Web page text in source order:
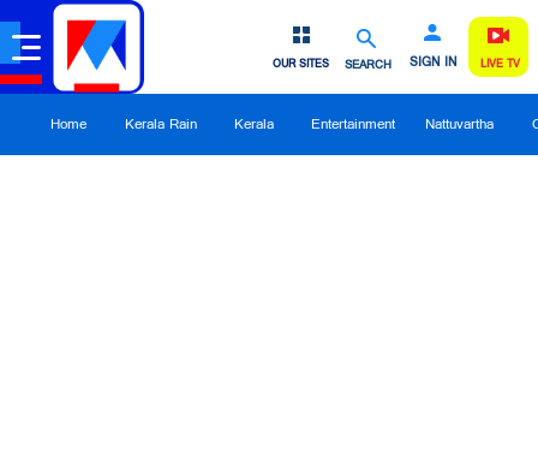
SEARCH SIGN IN
OUR SITES LIVE TV
Home Kerala Rain Kerala Entertainment Nattuvartha